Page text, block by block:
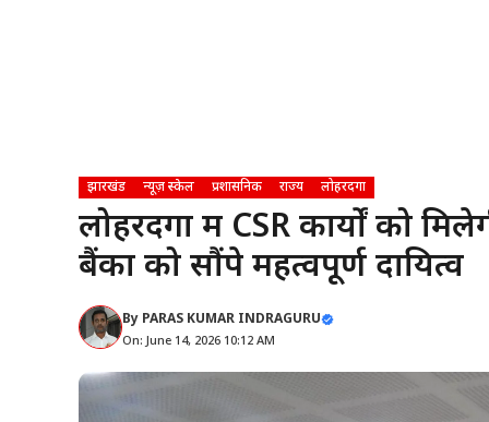
झारखंड न्यूज़ स्केल प्रशासनिक राज्य लोहरदगा
लोहरदगा में CSR कार्यों को
बैंकों को सौंपे महत्वपूर्ण दायित्व
By PARAS KUMAR INDRAGURU
On: June 14, 2026 10:12 AM